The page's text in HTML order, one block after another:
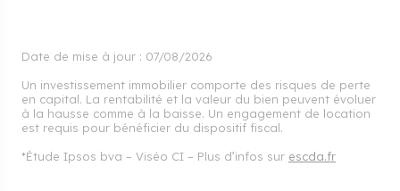
Date de mise à jour : 07/08/2026
Un investissement immobilier comporte des risques de perte
en capital. La rentabilité et la valeur du bien peuvent évoluer
à la hausse comme à la baisse. Un engagement de location
est requis pour bénéficier du dispositif fiscal.
*Étude Ipsos bva – Viséo CI – Plus d’infos sur escda.fr